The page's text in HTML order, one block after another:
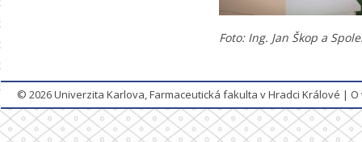
Foto: Ing. Jan Škop a
© 2026Univerzita Karlova, Farmaceutická fakulta v Hradci Králové |